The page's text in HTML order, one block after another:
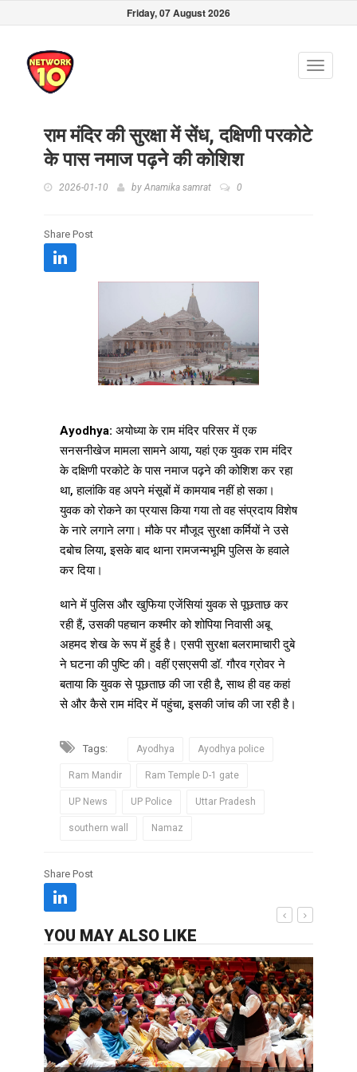
Friday, 07 August 2026
Toggle
राम मंदिर की सुरक्षा में सेंध, दक्षिणी परकोटे
के पास नमाज पढ़ने की कोशिश
2026-01-10 by Anamika samrat 0
Share Post
Ayodhya: अयोध्या के राम मंदिर परिसर में एक
सनसनीखेज मामला सामने आया, यहां एक युवक राम मंदिर
के दक्षिणी परकोटे के पास नमाज पढ़ने की कोशिश कर रहा
था, हालांकि वह अपने मंसूबों में कामयाब नहीं हो सका।
युवक को रोकने का प्रयास किया गया तो वह संप्रदाय विशेष
के नारे लगाने लगा। मौके पर मौजूद सुरक्षा कर्मियों ने उसे
दबोच लिया, इसके बाद थाना रामजन्मभूमि पुलिस के हवाले
कर दिया।
थाने में पुलिस और खुफिया एजेंसियां युवक से पूछताछ कर
रही हैं, उसकी पहचान कश्मीर को शोपिया निवासी अबू
अहमद शेख के रूप में हुई है। एसपी सुरक्षा बलरामाचारी दुबे
ने घटना की पुष्टि की। वहीं एसएसपी डॉ. गौरव ग्रोवर ने
बताया कि युवक से पूछताछ की जा रही है, साथ ही वह कहां
से और कैसे राम मंदिर में पहुंचा, इसकी जांच की जा रही है।
Tags: Ayodhya Ayodhya police
Ram Mandir Ram Temple D-1 gate
UP News UP Police Uttar Pradesh
southern wall Namaz
Share Post
YOU MAY ALSO LIKE